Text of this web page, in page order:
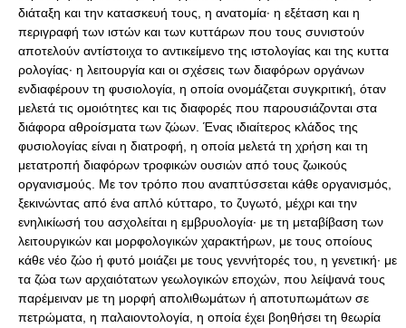
διάταξη και την κατασκευή τους, η ανατομία· η εξέταση και η
περιγραφή των ιστών και των κυττάρων που τους συνιστούν
αποτελούν αντίστοιχα το αντικείμενο της ιστολογίας και της κυττα
ρολογίας· η λειτουργία και οι σχέσεις των διαφόρων οργάνων
ενδιαφέρουν τη φυσιολογία, η οποία ονομάζεται συγκριτική, όταν
μελετά τις ομοιότητες και τις διαφορές που παρουσιάζονται στα
διάφορα αθροίσματα των ζώων. Ένας ιδιαίτερος κλάδος της
φυσιολογίας είναι η διατροφή, η οποία μελετά τη χρήση και τη
μετατροπή διαφόρων τροφικών ουσιών από τους ζωικούς
οργανισμούς. Με τον τρόπο που αναπτύσσεται κάθε οργανισμός,
ξεκινώντας από ένα απλό κύτταρο, το ζυγωτό, μέχρι και την
ενηλικίωσή του ασχολείται η εμβρυολογία· με τη μεταβίβαση των
λειτουργικών και μορφολογικών χαρακτήρων, με τους οποίους
κάθε νέο ζώο ή φυτό μοιάζει με τους γεννήτορές του, η γενετική· με
τα ζώα των αρχαιότατων γεωλογικών εποχών, που λείψανά τους
παρέμειναν με τη μορφή απολιθωμάτων ή αποτυπωμάτων σε
πετρώματα, η παλαιοντολογία, η οποία έχει βοηθήσει τη θεωρία